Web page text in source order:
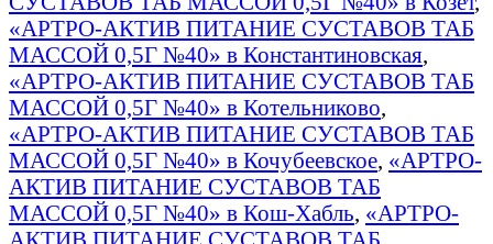
«АРТРО-АКТИВ ПИТАНИЕ СУСТАВОВ ТАБ
МАССОЙ 0,5Г №40» в Константиновская,
«АРТРО-АКТИВ ПИТАНИЕ СУСТАВОВ ТАБ
МАССОЙ 0,5Г №40» в Котельниково,
«АРТРО-АКТИВ ПИТАНИЕ СУСТАВОВ ТАБ
МАССОЙ 0,5Г №40» в Кочубеевское, «АРТРО-
АКТИВ ПИТАНИЕ СУСТАВОВ ТАБ
МАССОЙ 0,5Г №40» в Кош-Хабль, «АРТРО-
АКТИВ ПИТАНИЕ СУСТАВОВ ТАБ